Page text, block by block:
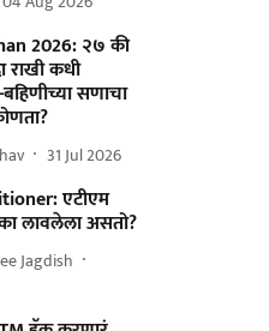
2026: २७ की
राखी कधी
सणाचा
31 Jul 2026
एटीएम
लावलेला असतो?
Jagdish